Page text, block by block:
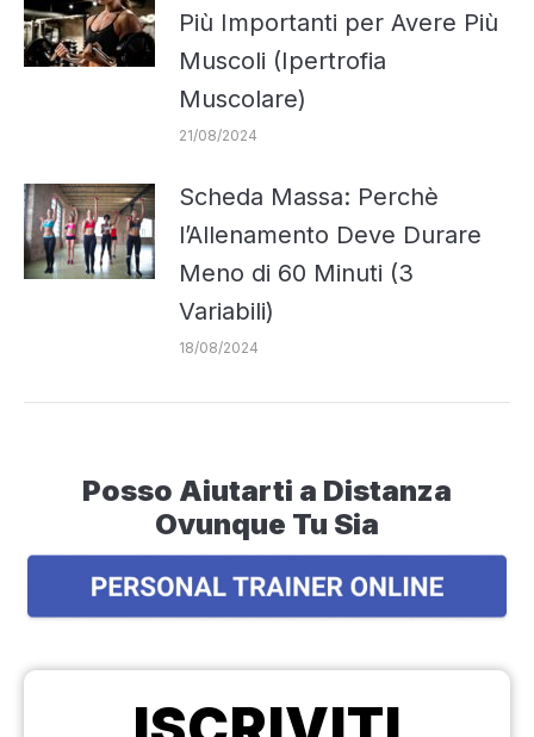
Più Importanti per Avere Più
Muscoli (Ipertrofia
Muscolare)
21/08/2024
Scheda Massa: Perchè
l’Allenamento Deve Durare
Meno di 60 Minuti (3
Variabili)
18/08/2024
Posso Aiutarti a Distanza
Ovunque Tu Sia